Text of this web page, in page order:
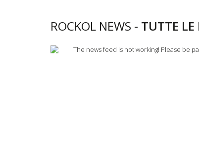
ROCKOL NEWS - TUTTE LE